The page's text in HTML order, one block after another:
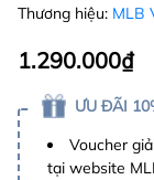
Thương hiệu: MLB
1.290.000₫
ƯU ĐÃI
Voucher
tại website